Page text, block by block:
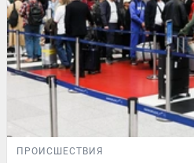
ПРОИСШЕСТВИЯ